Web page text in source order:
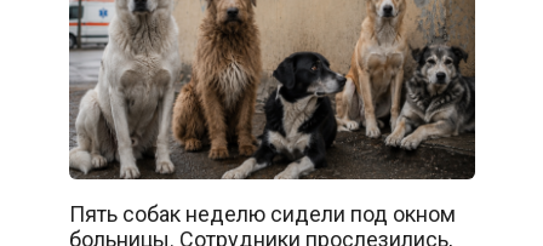
Пять собак неделю сидели под окном
больницы. Сотрудники прослезились,